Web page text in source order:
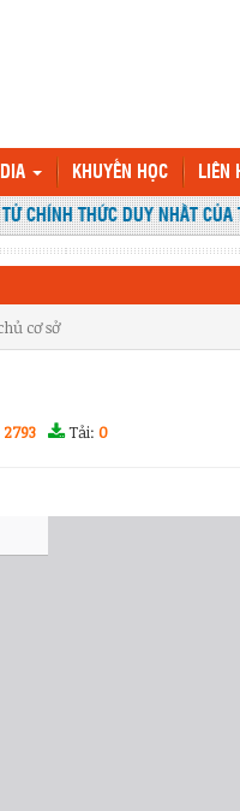
KHUYẾN HỌC LIÊN
THỨC DUY NHẤT CỦA
cơ sở
2793 Tải: 0